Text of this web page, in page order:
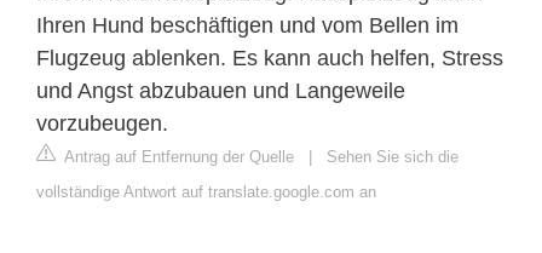
Ihren Hund beschäftigen und vom Bellen im
Flugzeug ablenken. Es kann auch helfen, Stress
und Angst abzubauen und Langeweile
vorzubeugen.
Antrag auf Entfernung der Quelle
Sehen Sie sich die
vollständige Antwort auf translate.google.com an